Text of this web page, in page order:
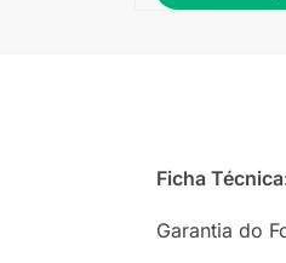
Ficha
Garantia do